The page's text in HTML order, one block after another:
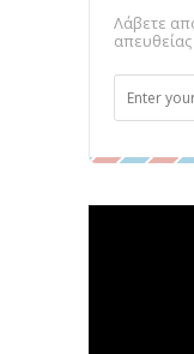
Λάβετε